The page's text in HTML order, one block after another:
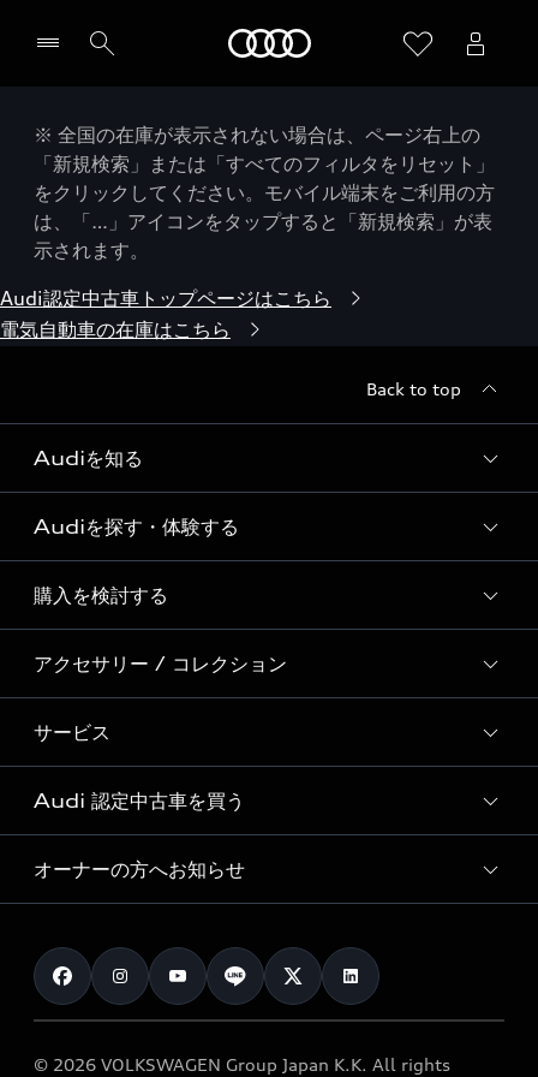
※ 全国の在庫が表示されない場合は、ページ右上の
「新規検索」または「すべてのフィルタをリセット」
をクリックしてください。モバイル端末をご利用の方
は、「…」アイコンをタップすると「新規検索」が表
示されます。
Audi認定中古車トップページはこちら
電気自動車の在庫はこちら
Back to top
Audiを知る
Audi ブランド
Story of Progress
Audi Sport
Formula 1®
デジタルサービス
Audiを探す・体験する
ディーラー検索
新車在庫検索
試乗車・展示車検索
見積り依頼
試乗予約
購入を検討する
モデル一覧
特別仕様モデル / 限定モデル
e-tronラインアップ
価格シミュレーション
車両比較
カタログ一覧
アクセサリー / コレクション
純正アクセサリー
オンラインショップ
Audi collection
アウディナビアプリ
サービス
サービス入庫予約
サービスプログラム
メンテナンス
車検 / 定期点検
e-tronアフターサポート
Audi 認定中古車を買う
Audi認定中古車
クオリティ
保証
メンテナンス
オーナーの方へお知らせ
お知らせ
オーナー様向けキャンペーン
© 2026 VOLKSWAGEN Group Japan K.K. All rights